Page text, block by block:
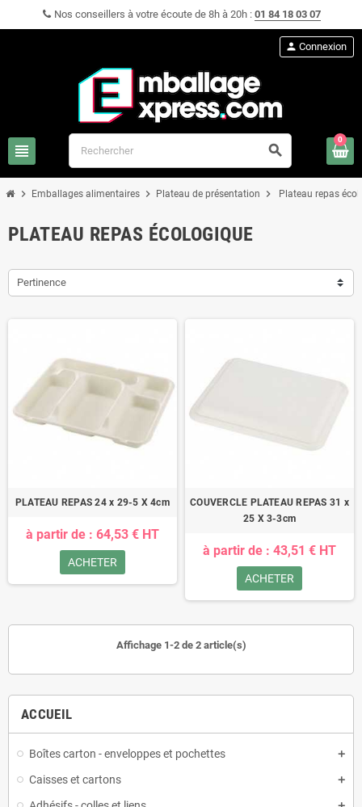
Nos conseillers à votre écoute de 8h à 20h : 01 84 18 03 07
view_headline search
person Connexion
0
chevron_right Emballages alimentaires chevron_right Plateau de présentation chevron_right Plateau repas
ACCUEIL
Boîtes carton - enveloppes et pochettes
Caisses et cartons
PLATEAU REPAS ÉCOLOGIQUE
Pertinence
PLATEAU REPAS 24 x 29-5 X 4cm
à partir de : 64,53 € HT
ACHETER
COUVERCLE PLATEAU REPAS 31 x
25 X 3-3cm
à partir de : 43,51 € HT
ACHETER
Affichage 1-2 de 2 article(s)